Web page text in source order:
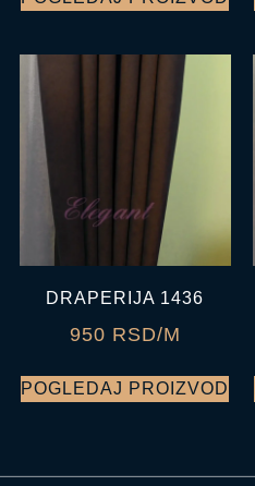
DRAPERIJA 1436
950 RSD/M
POGLEDAJ PROIZVOD